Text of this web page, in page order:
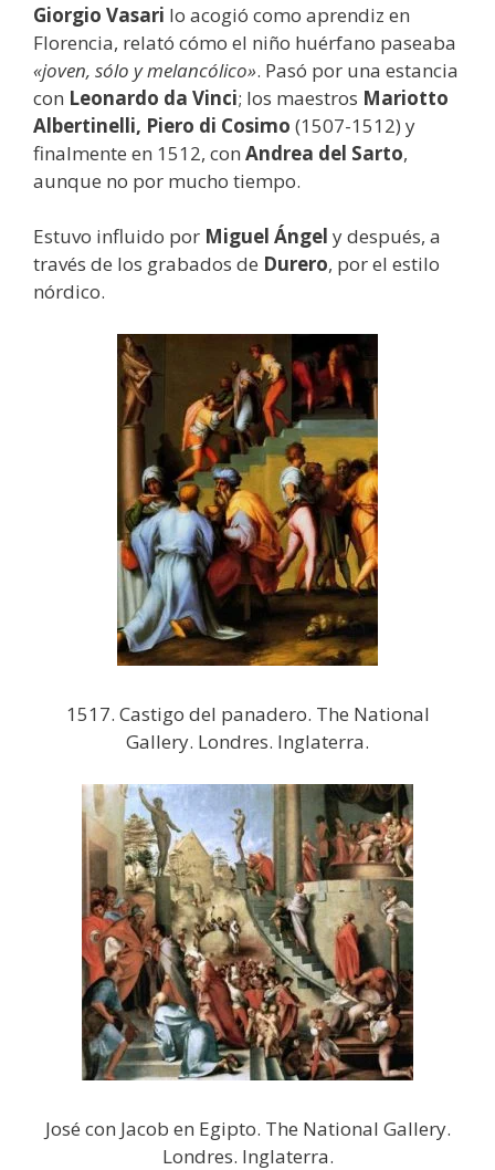
Giorgio Vasari lo acogió como aprendiz en
Florencia, relató cómo el niño huérfano paseaba
«joven, sólo y melancólico». Pasó por una estancia
con Leonardo da Vinci; los maestros Mariotto
Albertinelli, Piero di Cosimo (1507-1512) y
finalmente en 1512, con Andrea del Sarto,
aunque no por mucho tiempo.
Estuvo influido por Miguel Ángel y después, a
través de los grabados de Durero, por el estilo
nórdico.
1517. Castigo del panadero. The National
Gallery. Londres. Inglaterra.
José con Jacob en Egipto. The National Gallery.
Londres. Inglaterra.